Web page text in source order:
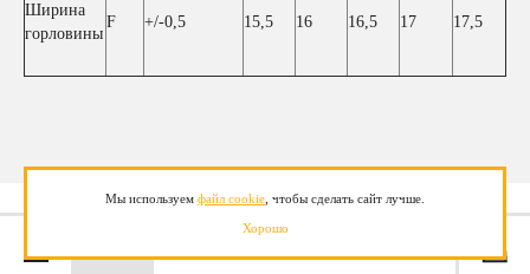
Ширина
горловины
F +/-0,5 15,5 16 16,5 17 17,5
Мы используем файл cookie , чтобы сделать сайт лучше.
Хорошо